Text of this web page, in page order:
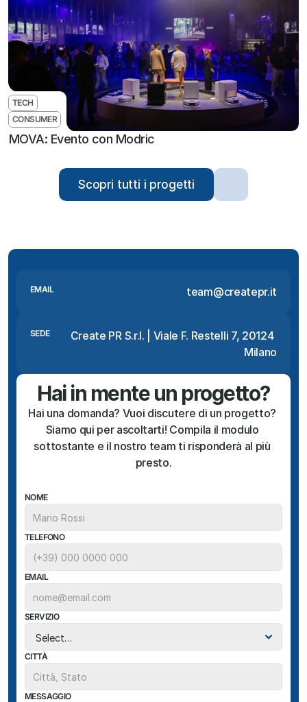
TECH
CONSUMER
MOVA: Evento con Modric
Scopri tutti i progetti
EMAIL team@createpr.it
SEDE
Create PR S.r.l. | Viale F. Restelli 7, 20124
Milano
Hai in mente un progetto?
Hai una domanda? Vuoi discutere di un progetto?
Siamo qui per ascoltarti! Compila il modulo
sottostante e il nostro team ti risponderà al più
presto.
NOME
TELEFONO
EMAIL
SERVIZIO
CITTÀ
MESSAGGIO